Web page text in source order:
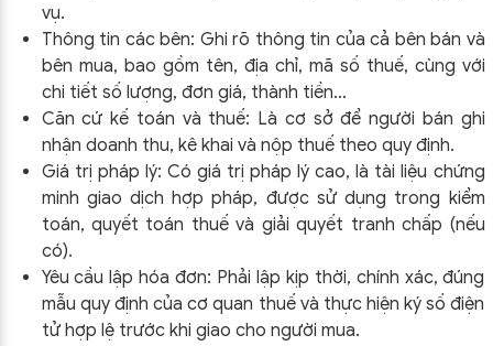
vụ.
Thông tin các bên: Ghi rõ thông tin của cả bên bán và
bên mua, bao gồm tên, địa chỉ, mã số thuế, cùng với
chi tiết số lượng, đơn giá, thành tiền…
Căn cứ kế toán và thuế: Là cơ sở để người bán ghi
nhận doanh thu, kê khai và nộp thuế theo quy định.
Giá trị pháp lý: Có giá trị pháp lý cao, là tài liệu chứng
minh giao dịch hợp pháp, được sử dụng trong kiểm
toán, quyết toán thuế và giải quyết tranh chấp (nếu
có).
Yêu cầu lập hóa đơn: Phải lập kịp thời, chính xác, đúng
mẫu quy định của cơ quan thuế và thực hiện ký số điện
tử hợp lệ trước khi giao cho người mua.